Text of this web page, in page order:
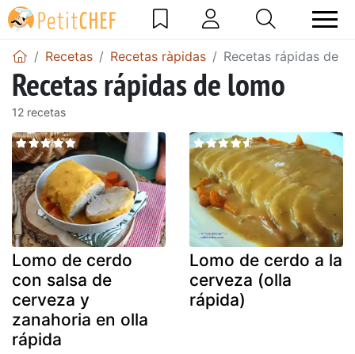
Recetas Recetas ràpidas Recetas rápidas de
Recetas rápidas de lomo
12 recetas
Lomo de cerdo
con salsa de
cerveza y
zanahoria en olla
rápida
Lomo de cerdo a la
cerveza (olla
rápida)